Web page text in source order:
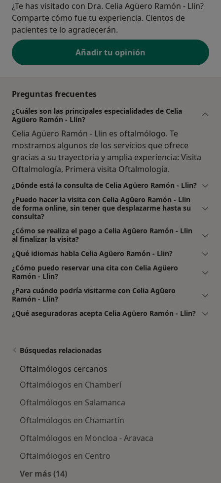
¿Te has visitado con Dra. Celia Agüero Ramón - Llin?
Comparte cómo fue tu experiencia. Cientos de
pacientes te lo agradecerán.
Añadir tu opinión
Preguntas frecuentes
¿Cuáles son las principales especialidades de Celia
Agüero Ramón - Llin?
Celia Agüero Ramón - Llin es oftalmólogo. Te
mostramos algunos de los servicios que ofrece
gracias a su trayectoria y amplia experiencia: Visita
Oftalmología, Primera visita Oftalmología.
¿Dónde está la consulta de Celia Agüero Ramón - Llin?
¿Puedo hacer la visita con Celia Agüero Ramón - Llin
de forma online, sin tener que desplazarme hasta su
consulta?
¿Cómo se realiza el pago a Celia Agüero Ramón - Llin
al finalizar la visita?
¿Qué idiomas habla Celia Agüero Ramón - Llin?
¿Cómo puedo reservar una cita con Celia Agüero
Ramón - Llin?
¿Para cuándo podría visitarme con Celia Agüero
Ramón - Llin?
¿Qué aseguradoras acepta Celia Agüero Ramón - Llin?
Búsquedas relacionadas
Oftalmólogos cercanos
Oftalmólogos en Chamberí
Oftalmólogos en Salamanca
Oftalmólogos en Chamartín
Oftalmólogos en Moncloa - Aravaca
Oftalmólogos en Centro
Ver más (14)